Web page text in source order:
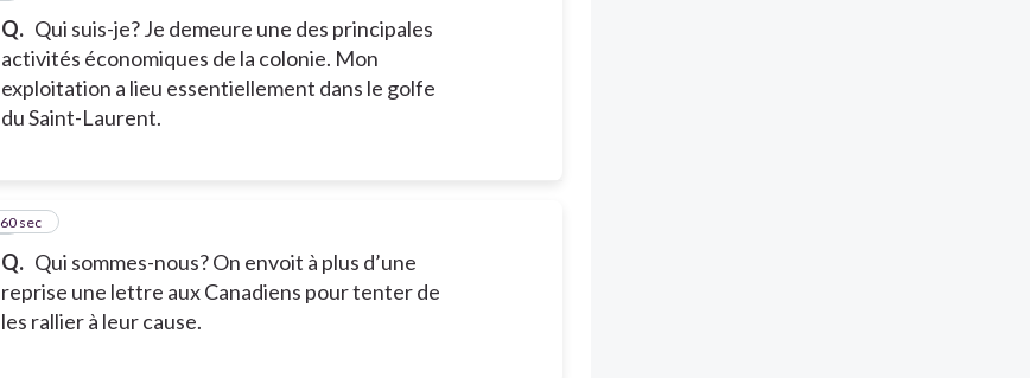
Q. Qui suis-je? Je demeure une des principales
activités économiques de la colonie. Mon
exploitation a lieu essentiellement dans le golfe
du Saint-Laurent.
Q. Qui sommes-nous? On envoit à plus d’une
reprise une lettre aux Canadiens pour tenter de
les rallier à leur cause.
960 sec